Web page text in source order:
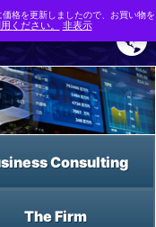
Consulting
The Firm
格を更新しましたので、お買い物を
ください。 非表示